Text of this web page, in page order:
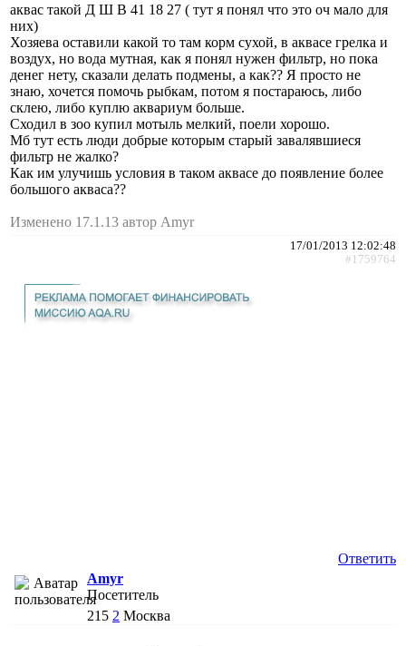
аквас такой Д Ш В 41 18 27 ( тут я понял что это оч мало для
них)
Хозяева оставили какой то там корм сухой, в аквасе грелка и
воздух, но вода мутная, как я понял нужен фильтр, но пока
денег нету, сказали делать подмены, а как?? Я просто не
знаю, хочется помочь рыбкам, потом я постараюсь, либо
склею, либо куплю аквариум больше.
Сходил в зоо купил мотыль мелкий, поели хорошо.
Мб тут есть люди добрые которым старый завалявшиеся
фильтр не жалко?
Как им улучишь условия в таком аквасе до появление более
большого акваса??
Изменено 17.1.13 автор Amyr
17/01/2013 12:02:48
#1759764
Ответить
Amyr
Посетитель
215 2 Москва